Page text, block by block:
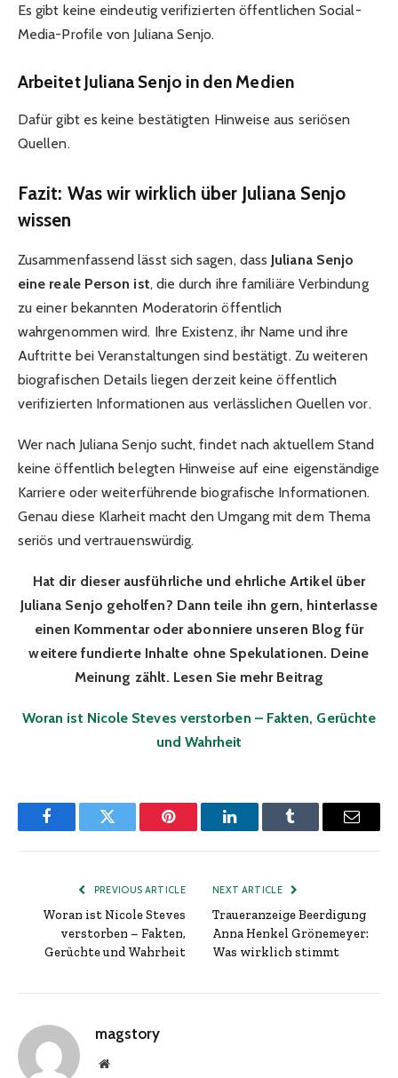
Es gibt keine eindeutig verifizierten öffentlichen Social-
Media-Profile von Juliana Senjo.
Arbeitet Juliana Senjo in den Medien
Dafür gibt es keine bestätigten Hinweise aus seriösen
Quellen.
Fazit: Was wir wirklich über Juliana Senjo
wissen
Zusammenfassend lässt sich sagen, dass Juliana Senjo
eine reale Person ist, die durch ihre familiäre Verbindung
zu einer bekannten Moderatorin öffentlich
wahrgenommen wird. Ihre Existenz, ihr Name und ihre
Auftritte bei Veranstaltungen sind bestätigt. Zu weiteren
biografischen Details liegen derzeit keine öffentlich
verifizierten Informationen aus verlässlichen Quellen vor.
Wer nach Juliana Senjo sucht, findet nach aktuellem Stand
keine öffentlich belegten Hinweise auf eine eigenständige
Karriere oder weiterführende biografische Informationen.
Genau diese Klarheit macht den Umgang mit dem Thema
seriös und vertrauenswürdig.
Hat dir dieser ausführliche und ehrliche Artikel über
Juliana Senjo geholfen? Dann teile ihn gern, hinterlasse
einen Kommentar oder abonniere unseren Blog für
weitere fundierte Inhalte ohne Spekulationen. Deine
Meinung zählt. Lesen Sie mehr Beitrag
Woran ist Nicole Steves verstorben – Fakten, Gerüchte
und Wahrheit
FacebookTwitter Pinterest LinkedInTumblr Email
PREVIOUS ARTICLE
Woran ist Nicole Steves
verstorben – Fakten,
Gerüchte und Wahrheit
NEXT ARTICLE
Traueranzeige Beerdigung
Anna Henkel Grönemeyer:
Was wirklich stimmt
magstory
Website